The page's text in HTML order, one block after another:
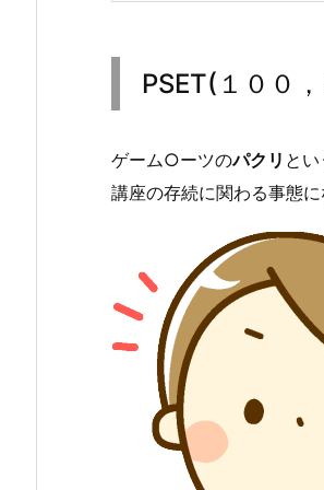
PSET(１００，
ゲーム○ーツのパクリ とい
講座の存続に関わる事態